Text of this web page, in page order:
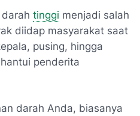
tinggi menjadi salah
diidap masyarakat saat
pusing, hingga
penderita
darah Anda, biasanya